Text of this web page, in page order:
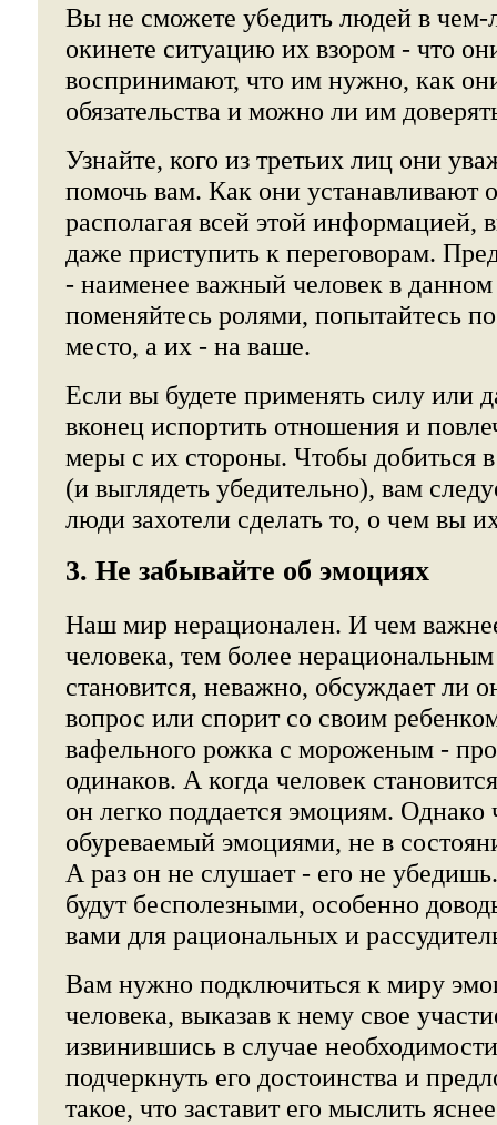
Вы не сможете убедить людей в чем-
окинете ситуацию их взором - что
воспринимают, что им нужно, как
обязательства и можно ли им
Узнайте, кого из третьих лиц они
помочь вам. Как они устанавливают
располагая всей этой информацией,
даже приступить к переговорам.
- наименее важный человек в данном
поменяйтесь ролями, попытайтесь
место, а их - на ваше.
Если вы будете применять силу или
вконец испортить отношения и
меры с их стороны. Чтобы добиться в
(и выглядеть убедительно), вам
люди захотели сделать то, о чем вы
3. Не забывайте об эмоциях
Наш мир нерационален. И чем
человека, тем более
становится, неважно, обсуждает ли
вопрос или спорит со своим
вафельного рожка с мороженым -
одинаков. А когда человек
он легко поддается эмоциям. Однако
обуреваемый эмоциями, не в
А раз он не слушает - его не
будут бесполезными, особенно
вами для рациональных и
Вам нужно подключиться к миру
человека, выказав к нему свое
извинившись в случае
подчеркнуть его достоинства и
такое, что заставит его мыслить